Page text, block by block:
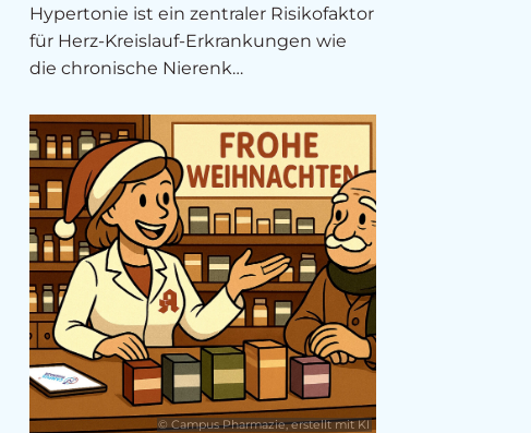
Hypertonie ist ein zentraler Risikofaktor
für Herz-Kreislauf-Erkrankungen wie
die chronische Nierenk…
© Campus Pharmazie, erstellt mit KI